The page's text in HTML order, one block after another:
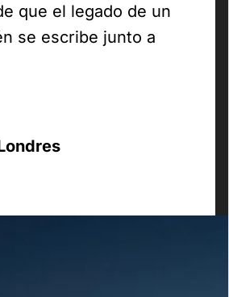
que el legado de un
se escribe junto a